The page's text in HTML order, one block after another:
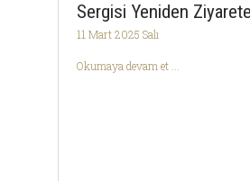
Sergisi Yeniden
11 Mart 2025 Salı
Okumaya devam et ...